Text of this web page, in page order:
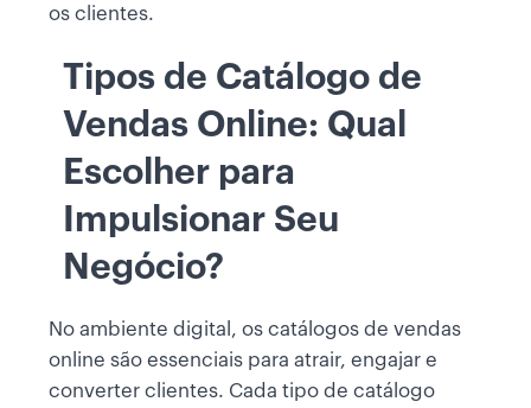
os clientes.
Tipos de Catálogo de
Vendas Online: Qual
Escolher para
Impulsionar Seu
Negócio?
No ambiente digital, os catálogos de vendas
online são essenciais para atrair, engajar e
converter clientes. Cada tipo de catálogo